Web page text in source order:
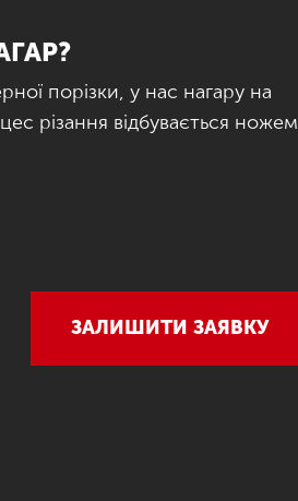
порізки, у нас нагару на
різання відбувається ножем
ЗАЛИШИТИ ЗАЯВКУ